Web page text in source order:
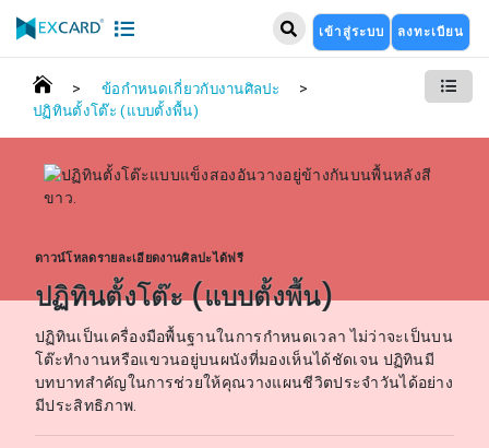
เข้าสู่ระบบ ลงทะเบียน
> ข้อกำหนดเกี่ยวกับงานศิลปะ >
ปฏิทินตั้งโต๊ะ (แบบตั้งพื้น)
ดาวน์โหลดรายละเอียดงานศิลปะได้ฟรี
ปฏิทินตั้งโต๊ะ (แบบตั้งพื้น)
ปฏิทินเป็นเครื่องมือพื้นฐานในการกำหนดเวลา ไม่ว่าจะเป็นบน
โต๊ะทำงานหรือแขวนอยู่บนผนังที่มองเห็นได้ชัดเจน ปฏิทินมี
บทบาทสำคัญในการช่วยให้คุณวางแผนชีวิตประจำวันได้อย่าง
มีประสิทธิภาพ.